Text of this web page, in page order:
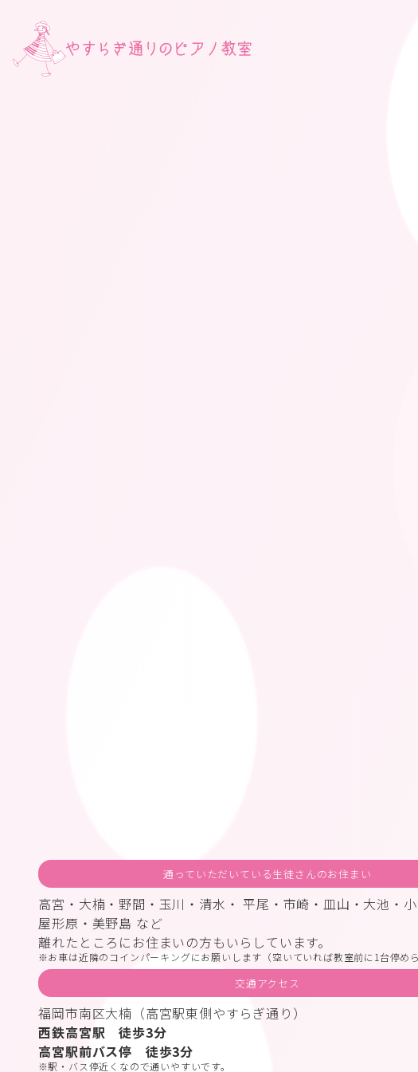
通っていただいている生徒さんのお住まい
高宮・大楠・野間・玉川・清水・ 平尾・市崎・皿山・大池・小
屋形原・美野島 など
離れたところにお住まいの方もいらしています。
お車は近隣のコインパーキングにお願いします（空いていれば教室前に1台停めら
交通アクセス
福岡市南区大楠（高宮駅東側やすらぎ通り）
西鉄高宮駅 徒歩3分
高宮駅前バス停 徒歩3分
駅・バス停近くなので通いやすいです。